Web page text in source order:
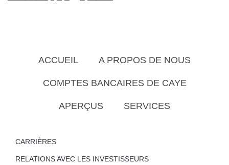
ACCUEIL A PROPOS DE NOUS
COMPTES BANCAIRES DE CAYE
APERÇUS SERVICES
CARRIÈRES
RELATIONS AVEC LES INVESTISSEURS